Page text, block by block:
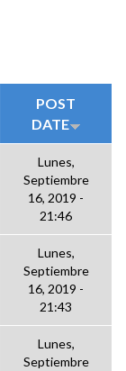
POST
DATE
Lunes,
Septiembre
16, 2019 -
21:46
Lunes,
Septiembre
16, 2019 -
21:43
Lunes,
Septiembre